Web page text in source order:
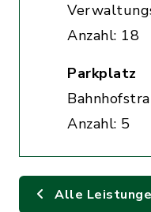
Anzahl: 18
Parkplatz
Anzahl: 5
Alle